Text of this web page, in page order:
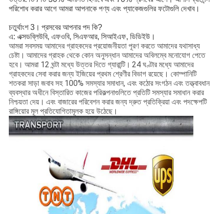
পরিশোধ করার আগে আমরা আপনাকে পণ্য এবং প্যাকেজগুলির ফটোগুলি দেখাব।
চতুর্থাংশ 3। প্রসবের আপনার পদ কি?
এ: এক্সডব্লিউবি, এফওবি, সিএফআর, সিআইএফ, ডিডিইউ।
আমরা সবসময় আমাদের গ্রাহকদের প্রয়োজনীয়তা পূরণ করতে আমাদের যথাসাধ্য
চেষ্টা। আমাদের গ্রাহক থেকে কোন অনুসন্ধান আমাদের অবিলম্বে মনোযোগ পেতে
হবে। আমরা 12 ঘন্টা মধ্যে উত্তর দিতে গ্যারান্টি। 24 ঘণ্টার মধ্যে আমাদের
গ্রাহকদের সেবা করার জন্য ইজিয়ের প্রথম শ্রেণীর বিভাগ রয়েছে। কোম্পানিটি
শতকরা সাড়া জবাব সহ 100% সমস্যার সমাধান, এবং কঠোর সংগঠন এবং তত্ত্বাবধান
ব্যবস্থার অধীনে বিস্তারিত কাজের পরিকল্পনাগুলিতে প্রতিটি সমস্যার সমাধান করার
নিশ্চয়তা দেয়। এবং বাজারের পরিবেশন করার জন্য দ্রুত প্রতিক্রিয়া এবং পদক্ষেপটি
রাঙ্গিয়োর মূল প্রতিযোগিতামূলক হয়ে উঠেছে।